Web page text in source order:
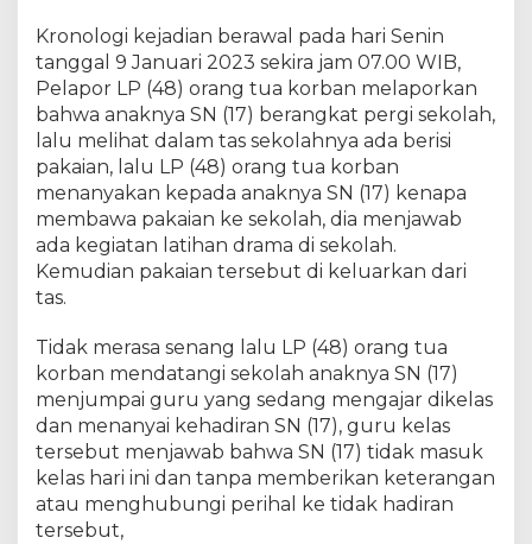
e
t
u
b
u
h
a
e
r
d
a
p
A
n
a
Kronologi kejadian berawal pada hari Senin
tanggal 9 Januari 2023 sekira jam 07.00 WIB,
Pelapor LP (48) orang tua korban melaporkan
bahwa anaknya SN (17) berangkat pergi sekolah,
lalu melihat dalam tas sekolahnya ada berisi
pakaian, lalu LP (48) orang tua korban
menanyakan kepada anaknya SN (17) kenapa
membawa pakaian ke sekolah, dia menjawab
ada kegiatan latihan drama di sekolah.
Kemudian pakaian tersebut di keluarkan dari
tas.
Tidak merasa senang lalu LP (48) orang tua
korban mendatangi sekolah anaknya SN (17)
menjumpai guru yang sedang mengajar dikelas
dan menanyai kehadiran SN (17), guru kelas
tersebut menjawab bahwa SN (17) tidak masuk
kelas hari ini dan tanpa memberikan keterangan
atau menghubungi perihal ke tidak hadiran
tersebut,